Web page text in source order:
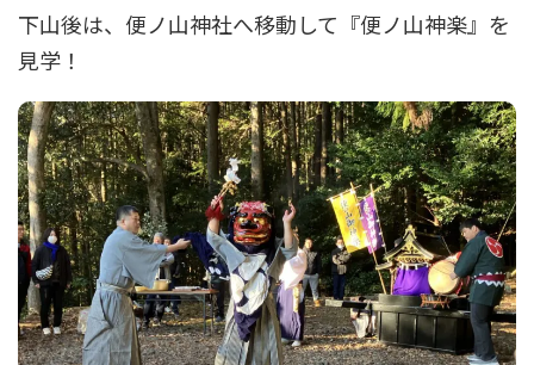
下山後は、便ノ山神社へ移動して『便ノ山神楽』を
見学！